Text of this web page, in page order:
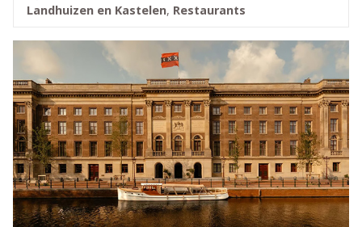
Landhuizen en Kastelen, Restaurants